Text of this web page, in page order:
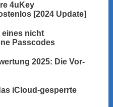
4uKey
[2024 Update]
eines nicht
Passcodes
2025: Die Vor-
iCloud-gesperrte